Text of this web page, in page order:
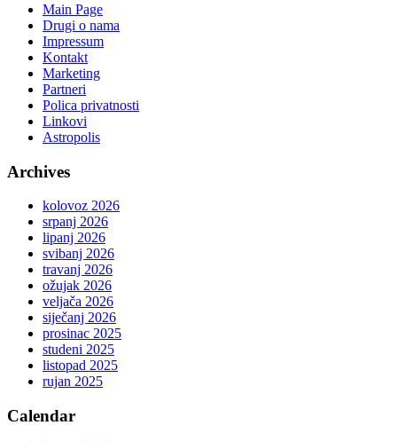
Main Page
Drugi o nama
Impressum
Kontakt
Marketing
Partneri
Polica privatnosti
Linkovi
Astropolis
Archives
kolovoz 2026
srpanj 2026
lipanj 2026
svibanj 2026
travanj 2026
ožujak 2026
veljača 2026
siječanj 2026
prosinac 2025
studeni 2025
listopad 2025
rujan 2025
Calendar